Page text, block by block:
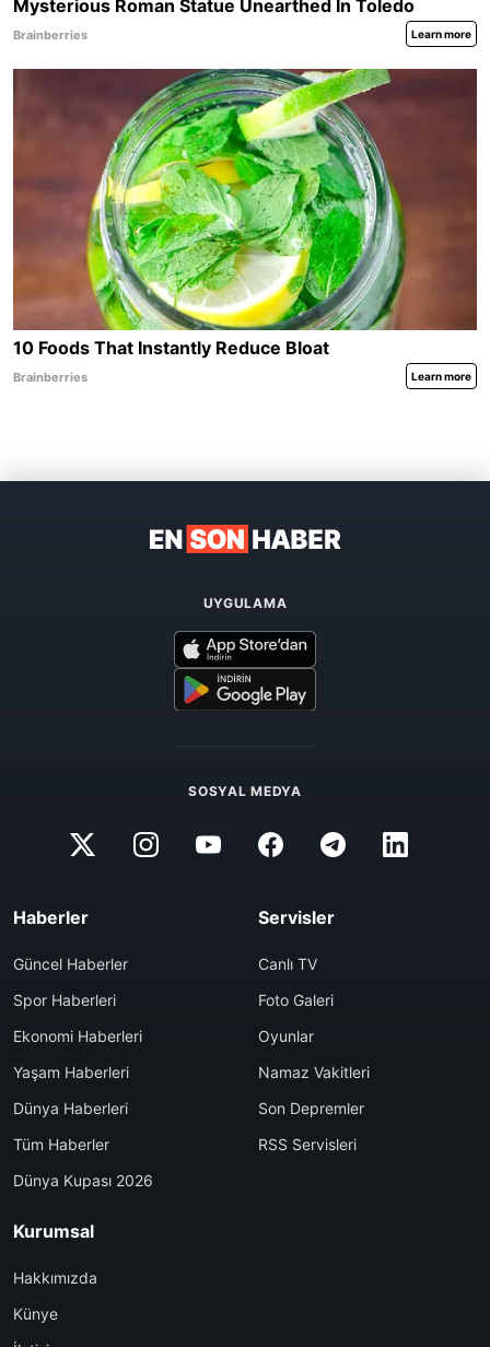
UYGULAMA
SOSYAL MEDYA
Haberler
Güncel Haberler
Spor Haberleri
Ekonomi Haberleri
Yaşam Haberleri
Dünya Haberleri
Tüm Haberler
Dünya Kupası 2026
Servisler
Canlı TV
Foto Galeri
Oyunlar
Namaz Vakitleri
Son Depremler
RSS Servisleri
Kurumsal
Hakkımızda
Künye